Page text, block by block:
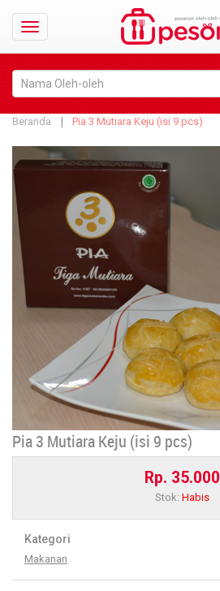
Beranda Pia 3 Mutiara Keju (isi 9 pcs)
Pia 3 Mutiara Keju (isi 9 pcs)
Rp. 35.000
Stok: Habis
Kategori
Makanan